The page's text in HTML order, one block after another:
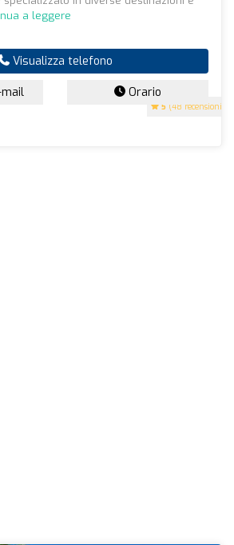
5 (48 recensioni)
a leggere
Visualizza telefono
Orario